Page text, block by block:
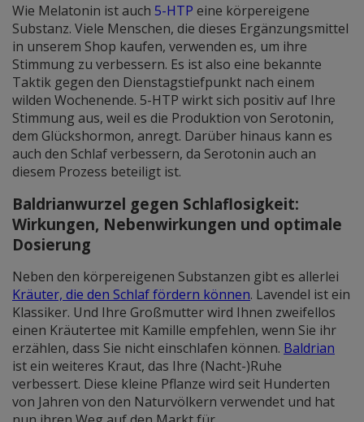
Wie Melatonin ist auch 5-HTP eine körpereigene
Substanz. Viele Menschen, die dieses Ergänzungsmittel
in unserem Shop kaufen, verwenden es, um ihre
Stimmung zu verbessern. Es ist also eine bekannte
Taktik gegen den Dienstagstiefpunkt nach einem
wilden Wochenende. 5-HTP wirkt sich positiv auf Ihre
Stimmung aus, weil es die Produktion von Serotonin,
dem Glückshormon, anregt. Darüber hinaus kann es
auch den Schlaf verbessern, da Serotonin auch an
diesem Prozess beteiligt ist.
Baldrianwurzel gegen Schlaflosigkeit:
Wirkungen, Nebenwirkungen und optimale
Dosierung
Neben den körpereigenen Substanzen gibt es allerlei
Kräuter, die den Schlaf fördern können. Lavendel ist ein
Klassiker. Und Ihre Großmutter wird Ihnen zweifellos
einen Kräutertee mit Kamille empfehlen, wenn Sie ihr
erzählen, dass Sie nicht einschlafen können. Baldrian
istein weiteres Kraut, das Ihre (Nacht-)Ruhe
verbessert. Diese kleine Pflanze wird seit Hunderten
von Jahren von den Naturvölkern verwendet und hat